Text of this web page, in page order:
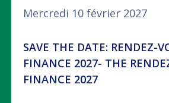
Mercredi 10 février 2027
SAVE THE DATE: RENDEZ-
FINANCE 2027- THE
FINANCE 2027